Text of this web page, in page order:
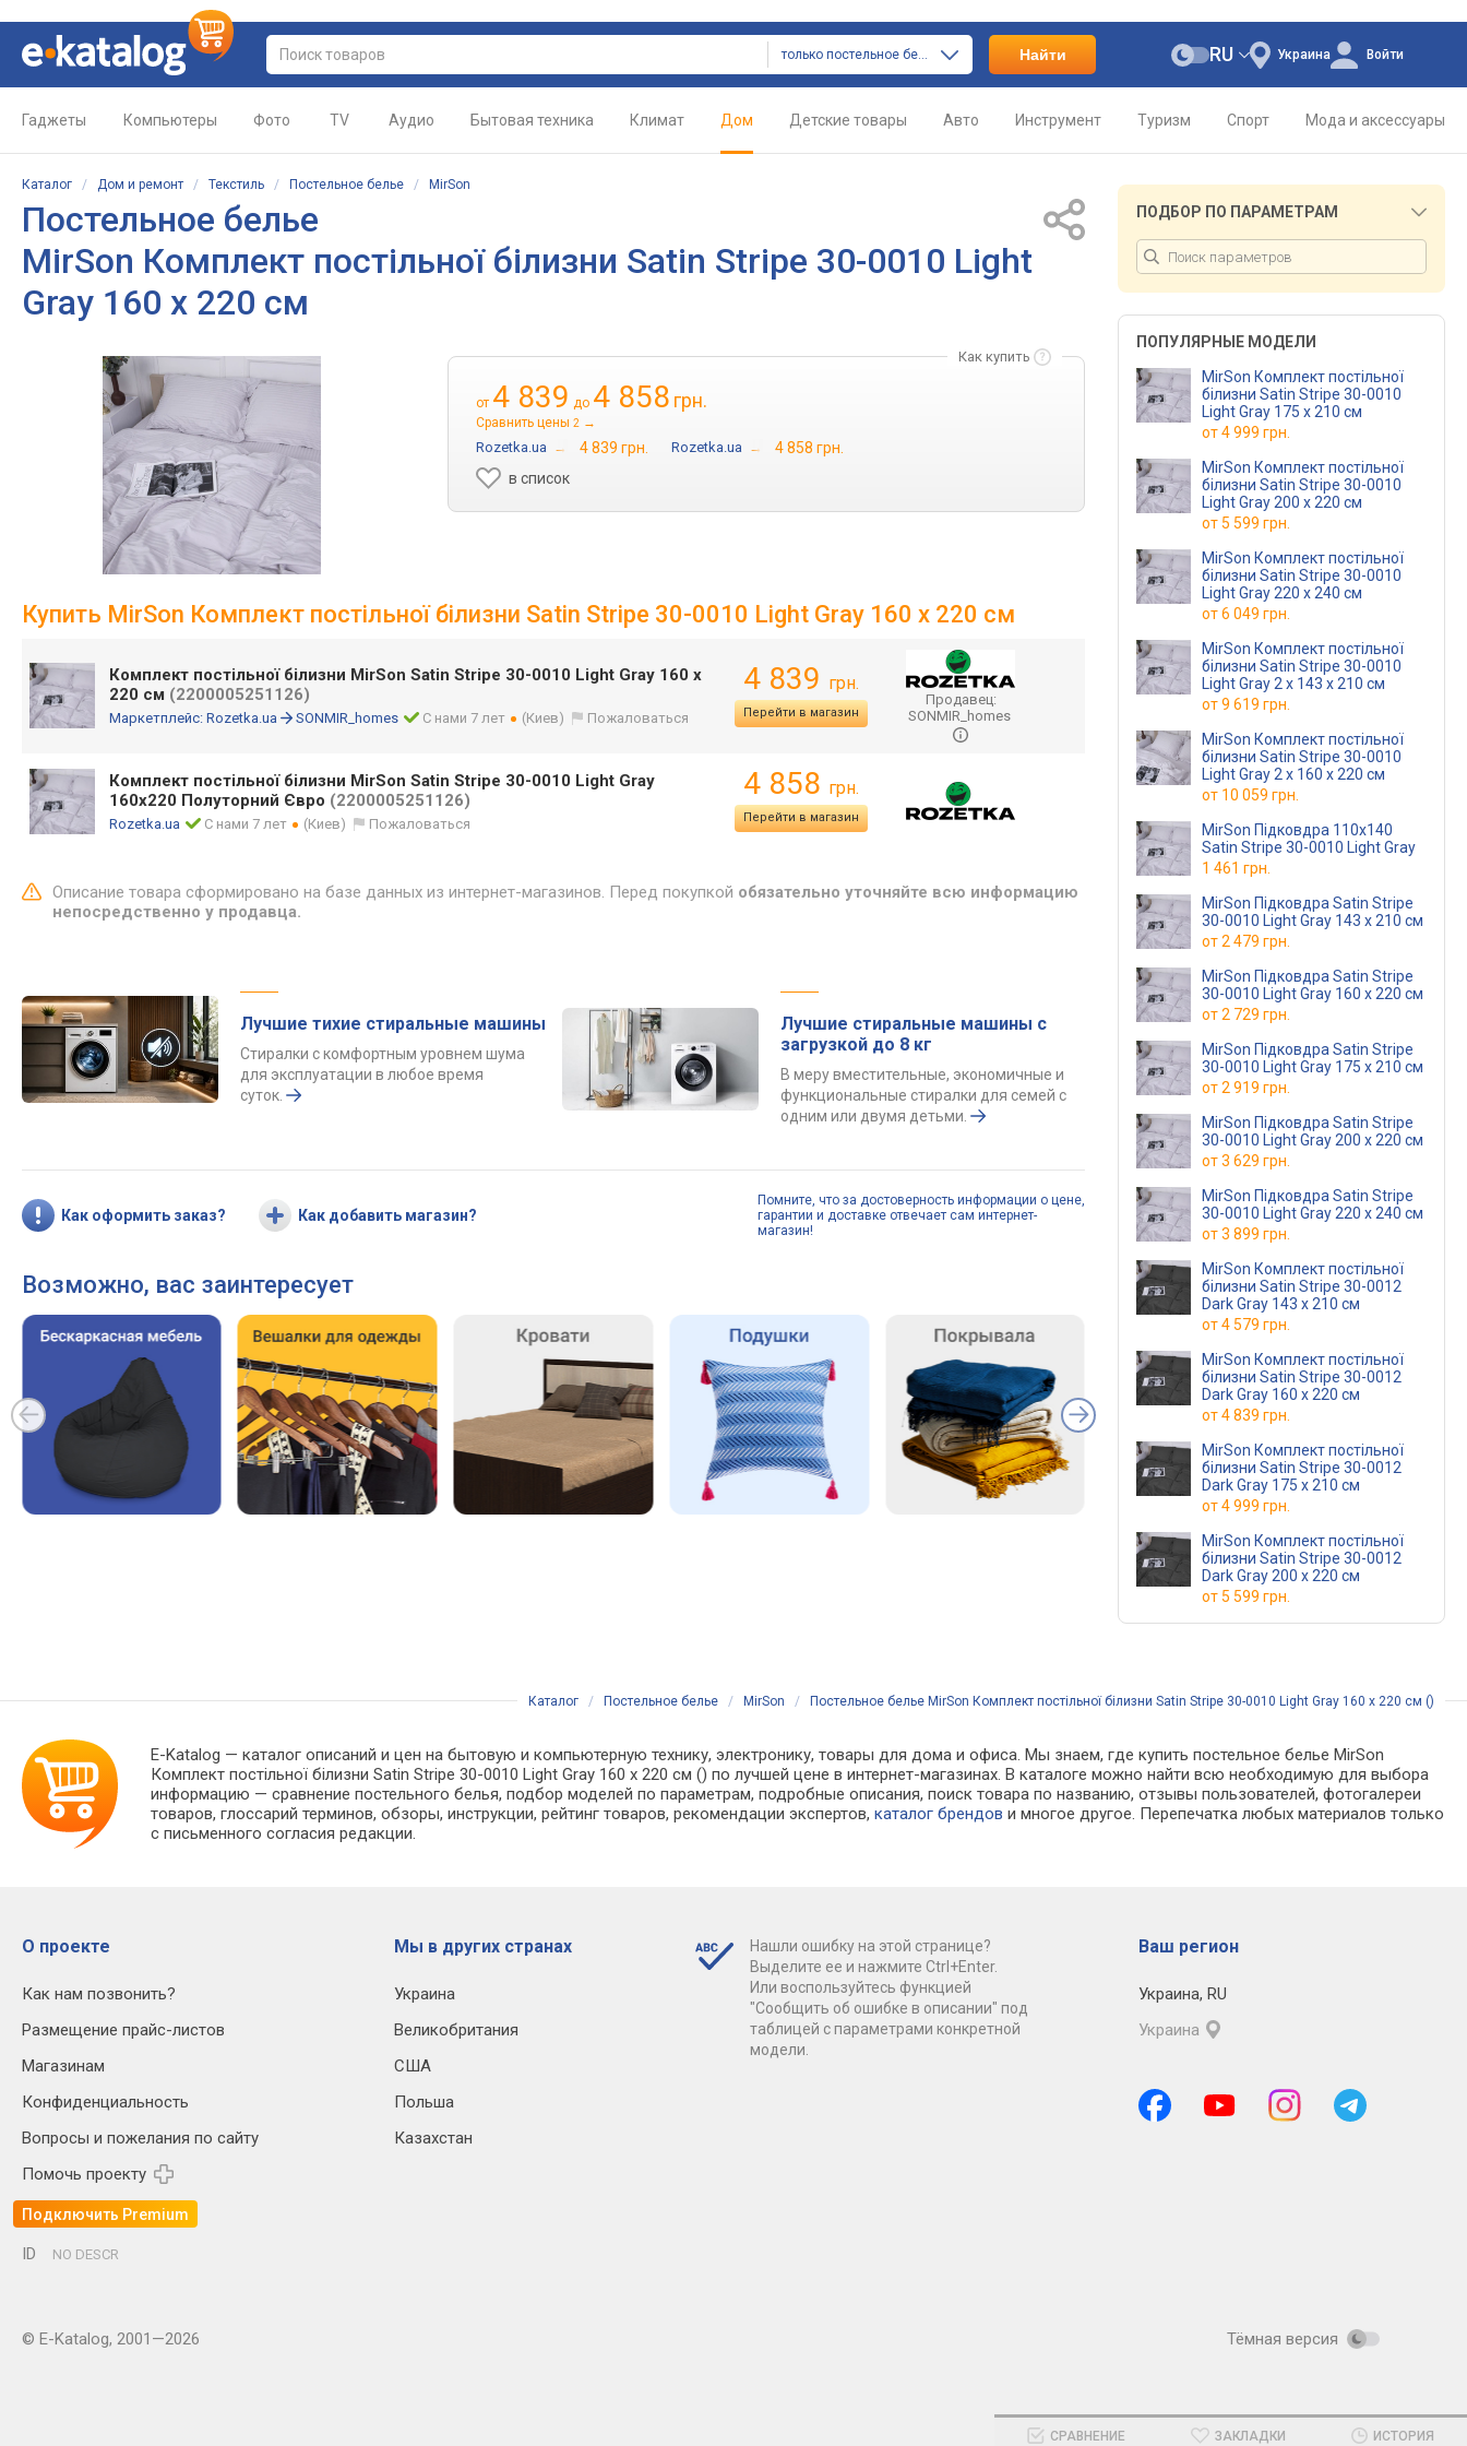
только постельное белье Найти Украина
RU Войти
Гаджеты Компьютеры Фото TV Аудио Бытовая техника Климат Дом Детские товары Авто Инструмент Туризм Спорт Мода и аксессуары
Каталог / Дом и ремонт / Текстиль / Постельное белье / MirSon
Постельное белье
MirSon Комплект постільної білизни Satin Stripe 30-0010 Light
Gray 160 x 220 см
Как купить
от 4 839 до 4 858 грн.
Сравнить цены 2 →
Rozetka.ua → 4 839 грн. Rozetka.ua →
4 858 грн.
в список
Купить MirSon Комплект постільної білизни Satin Stripe 30-0010 Light Gray 160 x 220 см
Комплект постільної білизни MirSon Satin Stripe 30-0010 Light Gray 160 x
220 см (2200005251126)
Маркетплейс: Rozetka.ua SONMIR_homes С нами 7 лет (Киев) Пожаловаться
4 839 грн.
Перейти в магазин
Продавец:
SONMIR_homes
Комплект постільної білизни MirSon Satin Stripe 30-0010 Light Gray
160х220 Полуторний Євро (2200005251126)
Rozetka.ua С нами 7 лет (Киев) Пожаловаться
4 858 грн.
Перейти в магазин
Описание товара сформировано на базе данных из интернет-магазинов. Перед покупкой обязательно уточняйте всю информацию
непосредственно у продавца.
Лучшие тихие стиральные машины
Стиралки с комфортным уровнем шума
для эксплуатации в любое время
суток.
Лучшие стиральные машины с
загрузкой до 8 кг
В меру вместительные, экономичные и
функциональные стиралки для семей с
одним или двумя детьми.
Как оформить заказ? Как добавить магазин?
Помните, что за достоверность информации о цене,
гарантии и доставке отвечает сам интернет-
магазин!
Возможно, вас заинтересует
ПОДБОР ПО ПАРАМЕТРАМ
ПОПУЛЯРНЫЕ МОДЕЛИ
MirSon Комплект постільної
білизни Satin Stripe 30-0010
Light Gray 175 x 210 см
от4 999 грн.
MirSon Комплект постільної
білизни Satin Stripe 30-0010
Light Gray 200 x 220 см
от5 599 грн.
MirSon Комплект постільної
білизни Satin Stripe 30-0010
Light Gray 220 x 240 см
от6 049 грн.
MirSon Комплект постільної
білизни Satin Stripe 30-0010
Light Gray 2 x 143 x 210 см
от9 619 грн.
MirSon Комплект постільної
білизни Satin Stripe 30-0010
Light Gray 2 x 160 x 220 см
от 10 059 грн.
MirSon Підковдра 110х140
Satin Stripe 30-0010 Light Gray
1 461 грн.
MirSon Підковдра Satin Stripe
30-0010 Light Gray 143 x 210 см
от2 479 грн.
MirSon Підковдра Satin Stripe
30-0010 Light Gray 160 x 220 см
от2 729 грн.
MirSon Підковдра Satin Stripe
30-0010 Light Gray 175 x 210 см
от2 919 грн.
MirSon Підковдра Satin Stripe
30-0010 Light Gray 200 x 220 см
от3 629 грн.
MirSon Підковдра Satin Stripe
30-0010 Light Gray 220 x 240 см
от3 899 грн.
MirSon Комплект постільної
білизни Satin Stripe 30-0012
Dark Gray 143 x 210 см
от4 579 грн.
MirSon Комплект постільної
білизни Satin Stripe 30-0012
Dark Gray 160 x 220 см
от4 839 грн.
MirSon Комплект постільної
білизни Satin Stripe 30-0012
Dark Gray 175 x 210 см
от4 999 грн.
MirSon Комплект постільної
білизни Satin Stripe 30-0012
Dark Gray 200 x 220 см
от5 599 грн.
Каталог / Постельное белье / MirSon / Постельное белье MirSon Комплект постільної білизни Satin Stripe 30-0010 Light Gray 160 x 220 см ()
E-Katalog — каталог описаний и цен на бытовую и компьютерную технику, электронику, товары для дома и офиса. Мы знаем, где купить постельное белье MirSon
Комплект постільної білизни Satin Stripe 30-0010 Light Gray 160 x 220 см () по лучшей цене в интернет-магазинах. В каталоге можно найти всю необходимую для выбора
информацию — сравнение постельного белья, подбор моделей по параметрам, подробные описания, поиск товара по названию, отзывы пользователей, фотогалереи
товаров, глоссарий терминов, обзоры, инструкции, рейтинг товаров, рекомендации экспертов,каталог брендов и многое другое. Перепечатка любых материалов только
с письменного согласия редакции.
О проекте
Как нам позвонить?
Размещение прайс-листов
Магазинам
Конфиденциальность
Вопросы и пожелания по сайту
Помочь проекту
Подключить Premium
Мы в других странах
Украина
Великобритания
США
Польша
Казахстан
Нашли ошибку на этой странице?
Выделите ее и нажмите Ctrl+Enter.
Или воспользуйтесь функцией
"Сообщить об ошибке в описании" под
таблицей с параметрами конкретной
модели.
Ваш регион
Украина, RU
Украина
ID NO DESCR
© E-Katalog, 2001—2026 Тёмная версия
СРАВНЕНИЕ ЗАКЛАДКИ ИСТОРИЯ